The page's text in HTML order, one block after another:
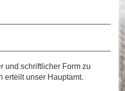
und schriftlicher Form zu
erteilt unser Hauptamt.